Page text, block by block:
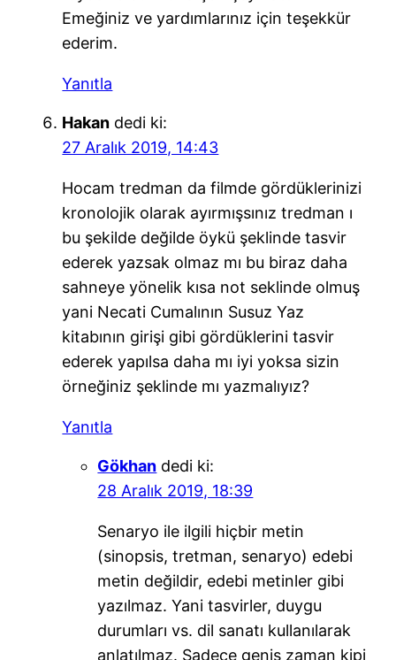
Emeğiniz ve yardımlarınız için teşekkür
ederim.
Yanıtla
Hakan dedi ki:
27 Aralık 2019, 14:43
Hocam tredman da filmde gördüklerinizi
kronolojik olarak ayırmışsınız tredman ı
bu şekilde değilde öykü şeklinde tasvir
ederek yazsak olmaz mı bu biraz daha
sahneye yönelik kısa not seklinde olmuş
yani Necati Cumalının Susuz Yaz
kitabının girişi gibi gördüklerini tasvir
ederek yapılsa daha mı iyi yoksa sizin
örneğiniz şeklinde mı yazmalıyız?
Yanıtla
Gökhan dedi ki:
28 Aralık 2019, 18:39
Senaryo ile ilgili hiçbir metin
(sinopsis, tretman, senaryo) edebi
metin değildir, edebi metinler gibi
yazılmaz. Yani tasvirler, duygu
durumları vs. dil sanatı kullanılarak
anlatılmaz. Sadece geniş zaman kipi